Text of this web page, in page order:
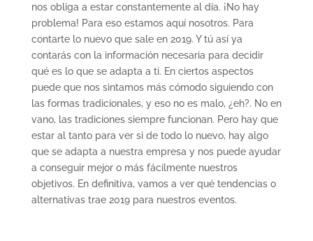
nos obliga a estar constantemente al día. ¡No hay
problema! Para eso estamos aquí nosotros. Para
contarte lo nuevo que sale en 2019. Y tú así ya
contarás con la información necesaria para decidir
qué es lo que se adapta a ti. En ciertos aspectos
puede que nos sintamos más cómodo siguiendo con
las formas tradicionales, y eso no es malo, ¿eh?. No en
vano, las tradiciones siempre funcionan. Pero hay que
estar al tanto para ver si de todo lo nuevo, hay algo
que se adapta a nuestra empresa y nos puede ayudar
a conseguir mejor o más fácilmente nuestros
objetivos. En definitiva, vamos a ver qué tendencias o
alternativas trae 2019 para nuestros eventos.